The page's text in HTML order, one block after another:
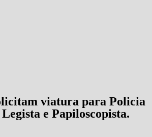
viatura para Policia
e Papiloscopista.